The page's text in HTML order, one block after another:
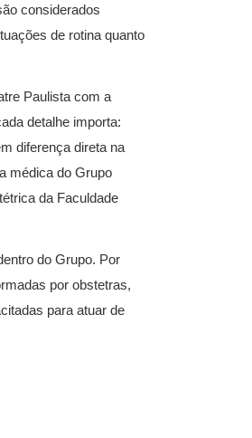
considerados
de rotina quanto
Paulista com a
detalhe importa:
diferença direta na
médica do Grupo
da Faculdade
do Grupo. Por
por obstetras,
para atuar de